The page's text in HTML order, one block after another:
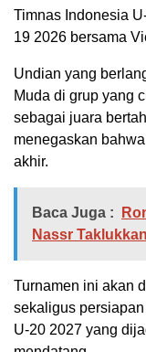
Timnas Indonesia
19 2026 bersama
Undian yang
Muda di grup yang
sebagai juara
menegaskan
akhir.
Baca Juga :
Nassr
Turnamen ini akan
sekaligus
U-20 2027 yang